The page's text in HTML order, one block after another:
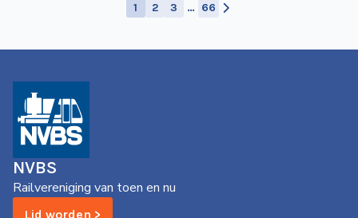
1 2 3 … 66
NVBS
Railvereniging van toen en nu
Lid worden >